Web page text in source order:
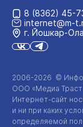
2006-2026 ©
ООО «Медиа
Интернет-сайт
и ни при каких
определяемой
8 (8362) 45-
internet@m-
г.